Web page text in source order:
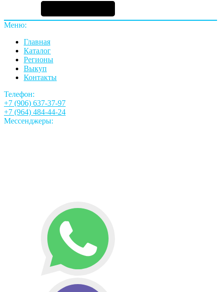
Меню:
Главная
Каталог
Регионы
Выкуп
Контакты
Телефон:
+7 (906) 637-37-97
+7 (964) 484-44-24
Мессенджеры: